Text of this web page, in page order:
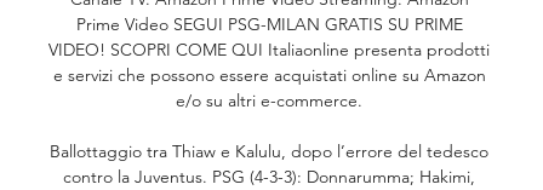
Prime Video SEGUI PSG-MILAN GRATIS SU PRIME
VIDEO! SCOPRI COME QUI Italiaonline presenta prodotti
e servizi che possono essere acquistati online su Amazon
e/o su altri e-commerce.
Ballottaggio tra Thiaw e Kalulu, dopo l’errore del tedesco
contro la Juventus. PSG (4-3-3): Donnarumma; Hakimi,